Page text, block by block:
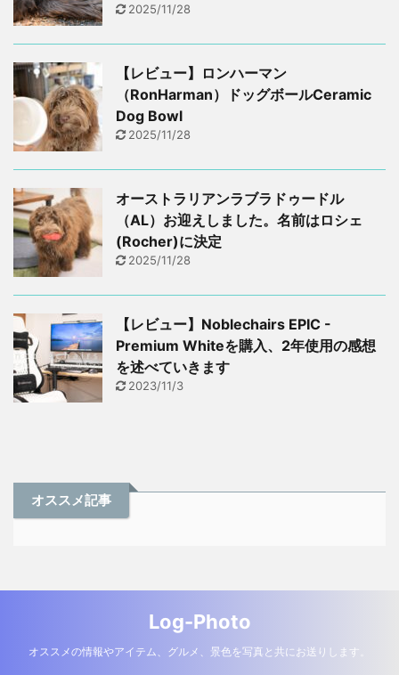
2025/11/28
【レビュー】ロンハーマン
（RonHarman）ドッグボールCeramic
Dog Bowl
2025/11/28
オーストラリアンラブラドゥードル
（AL）お迎えしました。名前はロシェ
(Rocher)に決定
2025/11/28
【レビュー】Noblechairs EPIC -
Premium Whiteを購入、2年使用の感想
を述べていきます
2023/11/3
オススメ記事
Log-Photo
オススメの情報やアイテム、グルメ、景色を写真と共にお送りします。